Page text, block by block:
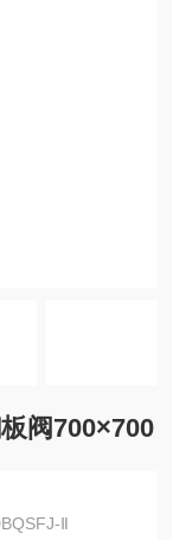
阀700×700
Ⅱ